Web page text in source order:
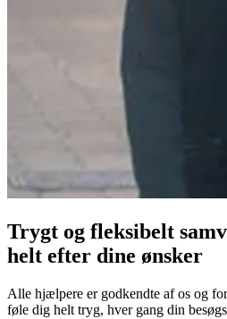
Trygt og fleksibelt
helt efter dine ønsker
Alle hjælpere er godkendte af os og
føle dig helt tryg, hver gang din